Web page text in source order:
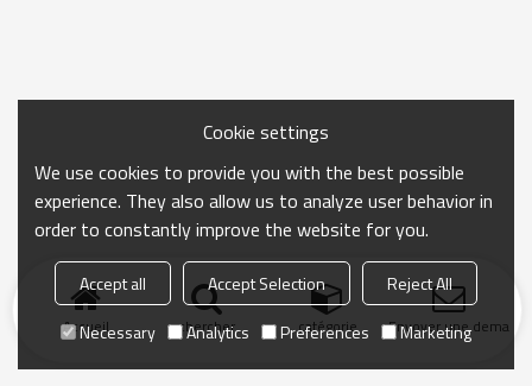
Accueil chercher catégorie Envoyer une
Cookie settings
We use cookies to provide you with the best possible
experience. They also allow us to analyze user behavior in
order to constantly improve the website for you.
Accept all Accept Selection
Reject All
Necessary
Analytics Preferences Marketing